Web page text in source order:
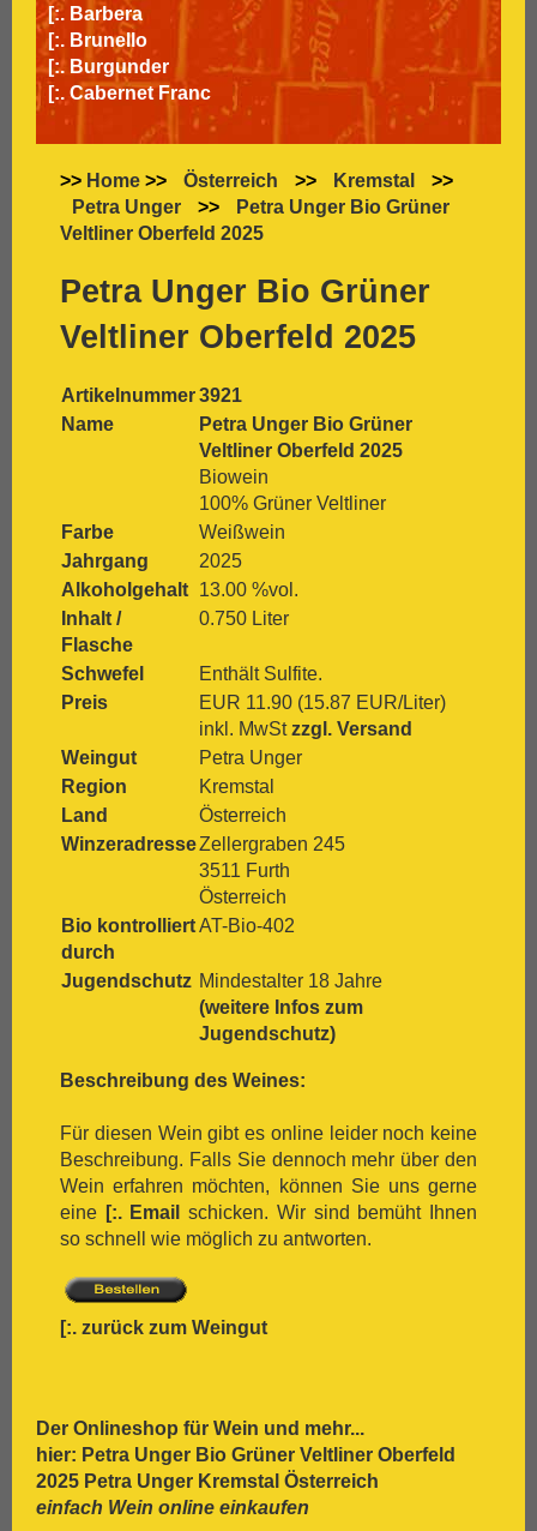
[:. Barbera
[:. Brunello
[:. Burgunder
[:. Cabernet Franc
[:.
Cabernet Sauvignon
[:. Carignan
[:. Carmenère
Chardonnay
[:. Chasselas
[:. Chiavennasca
[:.
Cinsault
[:. Cinsaut
Dolcetto
[:. Gamay
[:. Gewürztraminer
[:. Graciano
[:. grauer Burgunder
[:. Grenache
[:. Grüner Veltliner
[:. Gutedel
[:. Huxelrebe
[:. Macabeo
[:. Malbec
[:.
Malvasia Bianca
[:. Marsanne
[:. Monastrell
[:. Montepulciano
[:. Montepulciano d`Abruzzo
Müller-Thurgau
[:. Muskat
[:. Nebbiolo
[:. Negroamaro
[:. Nero D`Avola
Optima
Pedro Ximénez
Pinot Blanc
Pinot Gris
[:. Pinot Nera
[:. Refosco
[:. Riesling
[:. Rivaner
[:. Rote Malvasia
>> Home >> Österreich >> Kremstal
>>
Petra Unger
>>
Petra Unger Bio Grüner
Veltliner Oberfeld 2025
Petra Unger Bio Grüner
Veltliner Oberfeld 2025
Artikelnummer3921
Name
Petra Unger Bio Grüner
Veltliner Oberfeld 2025
Biowein
100% Grüner Veltliner
Farbe
Weißwein
Jahrgang
2025
Alkoholgehalt 13.00 %vol.
Inhalt /
Flasche
0.750 Liter
Schwefel
Enthält Sulfite.
Preis
EUR 11.90 (15.87 EUR/Liter)
inkl. MwStzzgl. Versand
Weingut
Petra Unger
Region
Kremstal
Land
Österreich
WinzeradresseZellergraben 245
3511 Furth
Österreich
Bio kontrolliert
durch
AT-Bio-402
Jugendschutz Mindestalter 18 Jahre
(weitere Infos zum
Jugendschutz)
Beschreibung des Weines:
Für diesen Wein gibt es online leider noch keine
Beschreibung. Falls Sie dennoch mehr über den
Wein erfahren möchten, können Sie uns gerne
eine [:. Email
schicken. Wir sind bemüht Ihnen
so schnell wie möglich zu antworten.
[:. zurück zum Weingut
Der Onlineshop für Wein und mehr...
hier: Petra Unger Bio Grüner Veltliner Oberfeld
2025 Petra Unger Kremstal Österreich
einfach Wein online einkaufen